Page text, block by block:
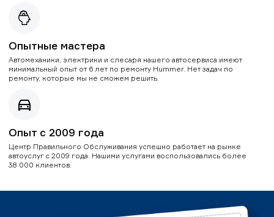
Опытные мастера
Автомеханики, электрики и слесаря нашего автосервиса имеют
минимальный опыт от 6 лет по ремонту Hummer. Нет задач по
ремонту, которые мы не сможем решить.
Опыт с 2009 года
Центр Правильного Обслуживания успешно работает на рынке
автоуслуг с 2009 года. Нашими услугами воспользовались более
38 000 клиентов.